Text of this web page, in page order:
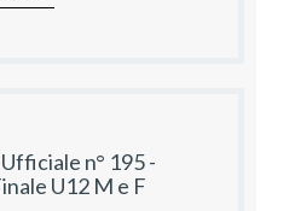
n° 195 -
U12 M e F